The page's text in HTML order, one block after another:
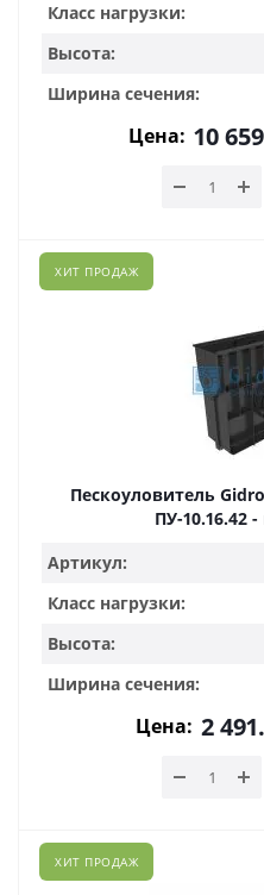
Класс нагрузки:
Высота:
Ширина сечения:
Цена: 10
ХИТ ПРОДАЖ
Пескоуловитель
ПУ-10.16.42
Артикул:
Класс нагрузки:
Высота:
Ширина сечения:
Цена: 2
ХИТ ПРОДАЖ